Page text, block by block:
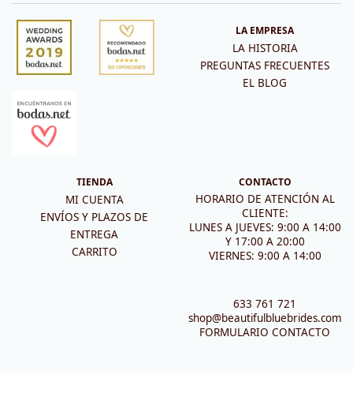
LA EMPRESA
LA HISTORIA
PREGUNTAS FRECUENTES
EL BLOG
TIENDA
MI CUENTA
ENVÍOS Y PLAZOS DE
ENTREGA
CARRITO
CONTACTO
HORARIO DE ATENCIÓN AL
CLIENTE:
LUNES A JUEVES: 9:00 A 14:00
Y 17:00 A 20:00
VIERNES: 9:00 A 14:00
633 761 721
shop@beautifulbluebrides.com
FORMULARIO CONTACTO